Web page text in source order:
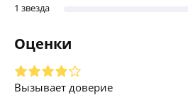
1 звезда
Оценки
Вызывает доверие